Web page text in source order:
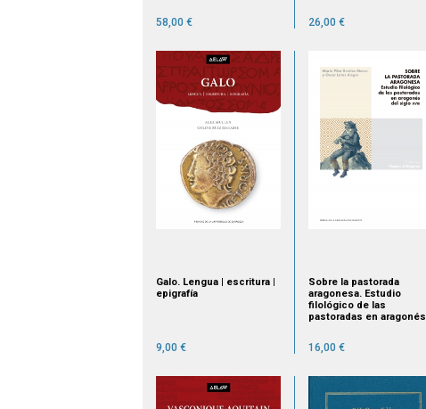
58,00 € 26,00 €
Galo. Lengua | escritura |
epigrafía
9,00 €
Sobre la pastorada
aragonesa. Estudio
filológico de las
pastoradas en aragonés
16,00 €